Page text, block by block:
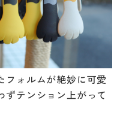
フォルムが絶妙に可愛
ずテンション上がって